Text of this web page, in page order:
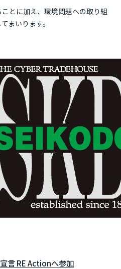
とに加え、環境問題への取り組
まいります。
言 RE Actionへ参加